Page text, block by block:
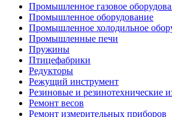
Промышленное газовое
Промышленное оборудование
Промышленное холодильное
Промышленные печи
Пружины
Птицефабрики
Редукторы
Режущий инструмент
Резиновые и резинотехнические
Ремонт весов
Ремонт измерительных приборов